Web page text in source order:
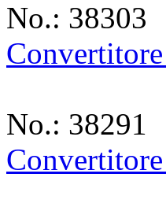
No.: 38303
No.: 38291